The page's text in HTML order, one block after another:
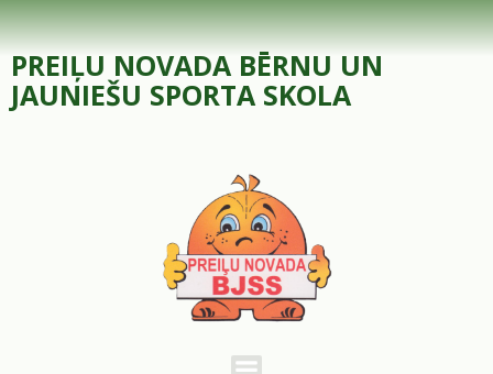
Skip
to
content
PREIĻU NOVADA BĒRNU UN
JAUNIEŠU SPORTA SKOLA